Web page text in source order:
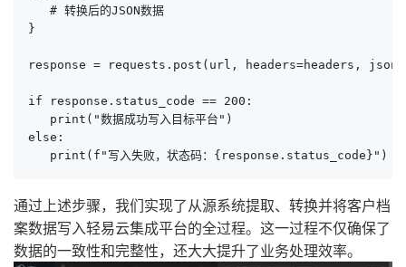
   # 转换后的JSON数据
}
response = requests.post(url, headers=headers,
if response.status_code == 200:
   print("数据成功写入目标平台")
else:
   print(f"写入失败，状态码：{response.status_code}")
通过上述步骤，我们实现了从源系统提取、转换并将客户档
案数据写入轻易云集成平台的全过程。这一过程不仅确保了
数据的一致性和完整性，还大大提升了业务处理效率。